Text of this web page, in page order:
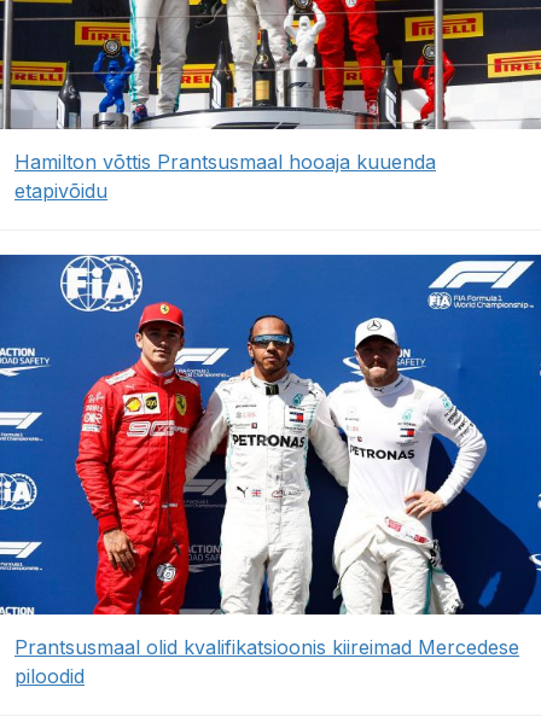
Hamilton võttis Prantsusmaal hooaja kuuenda
etapivõidu
Prantsusmaal olid kvalifikatsioonis kiireimad Mercedese
piloodid